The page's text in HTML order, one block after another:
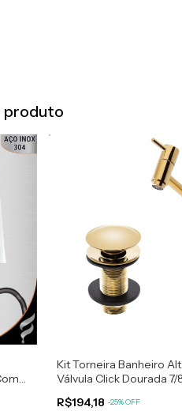
produto
Kit Torneira Banheiro
Válvula Click Dourada 7/
R$194,18-25%OFF